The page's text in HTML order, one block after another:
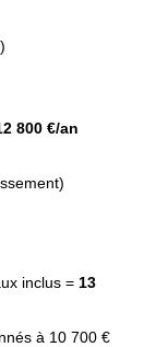
800 €/an
inclus = 13
à 10 700 €